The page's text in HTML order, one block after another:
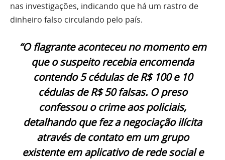
nas investigações, indicando que há um rastro de
dinheiro falso circulando pelo país.
“O flagrante aconteceu no momento em
que o suspeito recebia encomenda
contendo 5 cédulas de R$ 100 e 10
cédulas de R$ 50 falsas. O preso
confessou o crime aos policiais,
detalhando que fez a negociação ilícita
através de contato em um grupo
existente em aplicativo de rede social e